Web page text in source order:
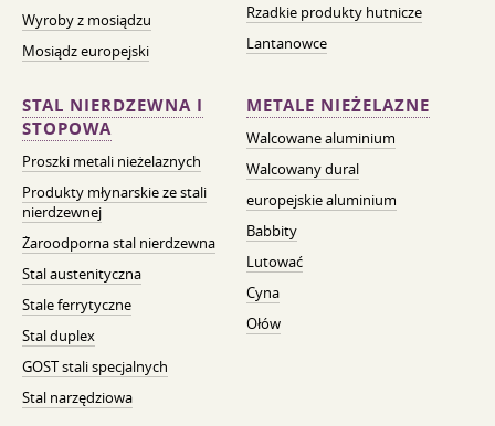
Wyroby z mosiądzu
Mosiądz europejski
Rzadkie produkty hutnicze
Lantanowce
STAL NIERDZEWNA I
STOPOWA
Proszki metali nieżelaznych
Produkty młynarskie ze stali
nierdzewnej
Żaroodporna stal nierdzewna
Stal austenityczna
Stale ferrytyczne
Stal duplex
GOST stali specjalnych
Stal narzędziowa
METALE NIEŻELAZNE
Walcowane aluminium
Walcowany dural
europejskie aluminium
Babbity
Lutować
Cyna
Ołów